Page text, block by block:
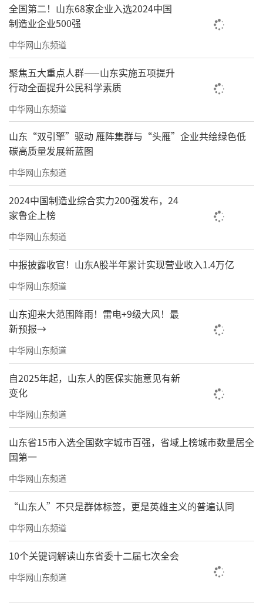
全国第二！山东68家企业入选2024中国
制造业企业500强
中华网山东频道
聚焦五大重点人群——山东实施五项提升
行动全面提升公民科学素质
中华网山东频道
山东“双引擎”驱动 雁阵集群与“头雁”企业共绘绿色低
碳高质量发展新蓝图
中华网山东频道
2024中国制造业综合实力200强发布，24
家鲁企上榜
中华网山东频道
中报披露收官！山东A股半年累计实现营业收入1.4万亿
中华网山东频道
山东迎来大范围降雨！雷电+9级大风！最
新预报→
中华网山东频道
自2025年起，山东人的医保实施意见有新
变化
中华网山东频道
山东省15市入选全国数字城市百强，省域上榜城市数量居全
国第一
中华网山东频道
“山东人”不只是群体标签，更是英雄主义的普遍认同
中华网山东频道
10个关键词解读山东省委十二届七次全会
中华网山东频道